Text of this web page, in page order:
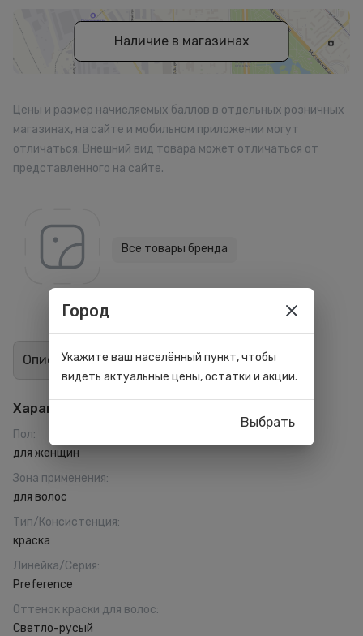
Наличие в магазинах
Цены и размер начисляемых баллов в отдельных розничных
магазинах, на сайте и мобильном приложении могут
отличаться. Внешний вид товара может отличаться от
представленного на сайте.
Все товары бренда
Описание Отзывы 2
Характеристики
Пол:
для женщин
Зона применения:
для волос
Тип/Консистенция:
краска
Линейка/Серия:
Preference
Оттенок краски для волос:
Светло-русый
Город
Укажите ваш населённый пункт, чтобы
видеть актуальные цены, остатки и акции.
Выбрать